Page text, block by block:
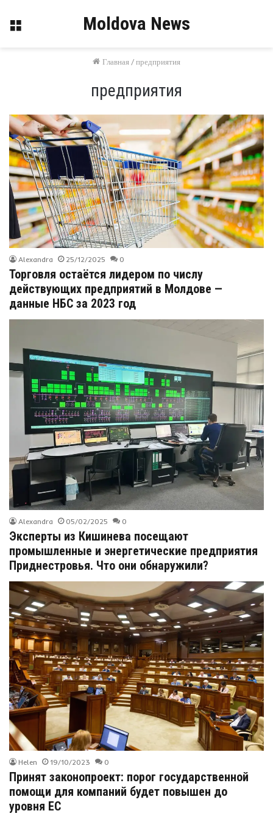
Меню Moldova News
Главная /предприятия
предприятия
Alexandra 25/12/2025 0
Торговля остаётся лидером по числу
действующих предприятий в Молдове —
данные НБС за 2023 год
Alexandra 05/02/2025 0
Эксперты из Кишинева посещают
промышленные и энергетические предприятия
Приднестровья. Что они обнаружили?
Helen 19/10/2023 0
Принят законопроект: порог государственной
помощи для компаний будет повышен до
уровня ЕС